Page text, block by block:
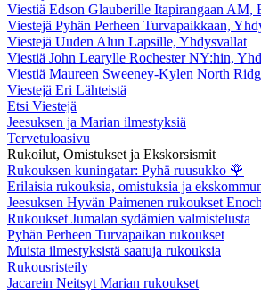
Viestiä Edson Glauberille Itapirangaan AM,
Viestejä Pyhän Perheen Turvapaikkaan,
Viestejä Uuden Alun Lapsille, Yhdysvallat
Viestiä John Learylle Rochester NY:hin,
Viestiä Maureen Sweeney-Kylen North
Viestejä Eri Lähteistä
Etsi Viestejä
Jeesuksen ja Marian ilmestyksiä
Tervetuloasivu
Rukoilut, Omistukset ja Ekskorsismit
Rukouksen kuningatar: Pyhä ruusukko 🌹
Erilaisia rukouksia, omistuksia ja
Jeesuksen Hyvän Paimenen rukoukset
Rukoukset Jumalan sydämien valmistelusta
Pyhän Perheen Turvapaikan rukoukset
Muista ilmestyksistä saatuja rukouksia
Rukousristeily
Jacarein Neitsyt Marian rukoukset